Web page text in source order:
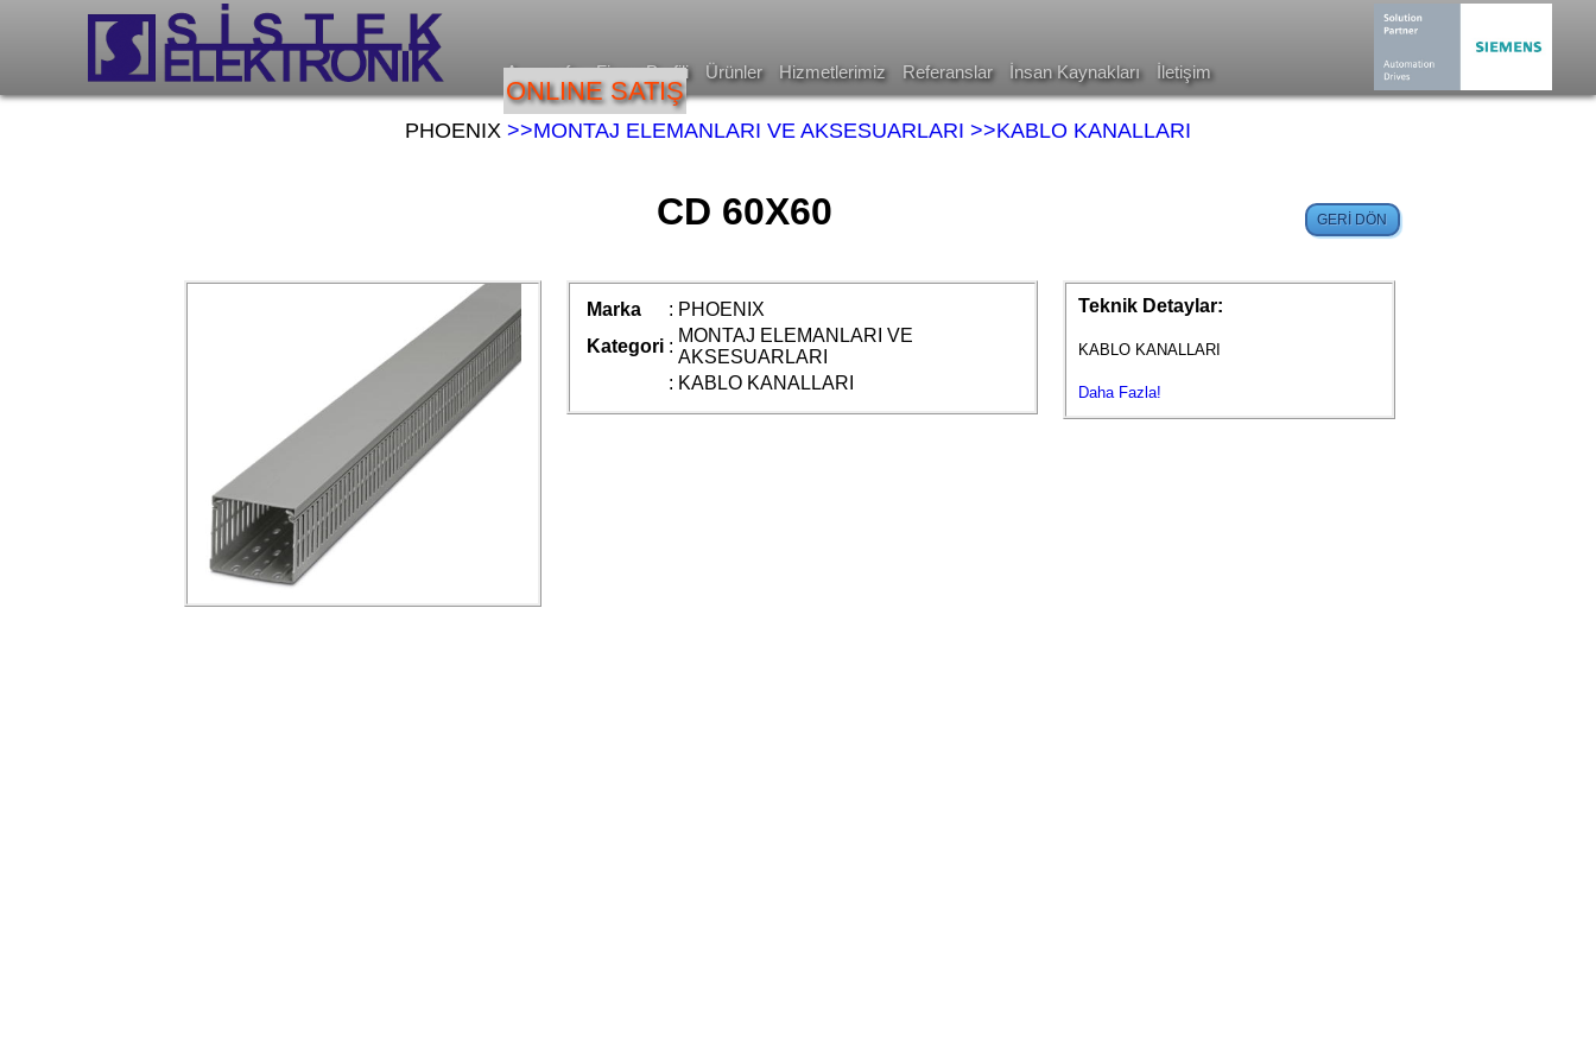
Anasayfa Firma Profili Ürünler Hizmetlerimiz Referanslar İnsan Kaynakları İletişim
ONLINE SATIŞ
PHOENIX >>MONTAJ ELEMANLARI VE AKSESUARLARI >>KABLO KANALLARI
CD 60X60
Marka : PHOENIX
Kategori :
MONTAJ ELEMANLARI VE
AKSESUARLARI
: KABLO KANALLARI
Teknik Detaylar:
KABLO KANALLARI
Daha Fazla!